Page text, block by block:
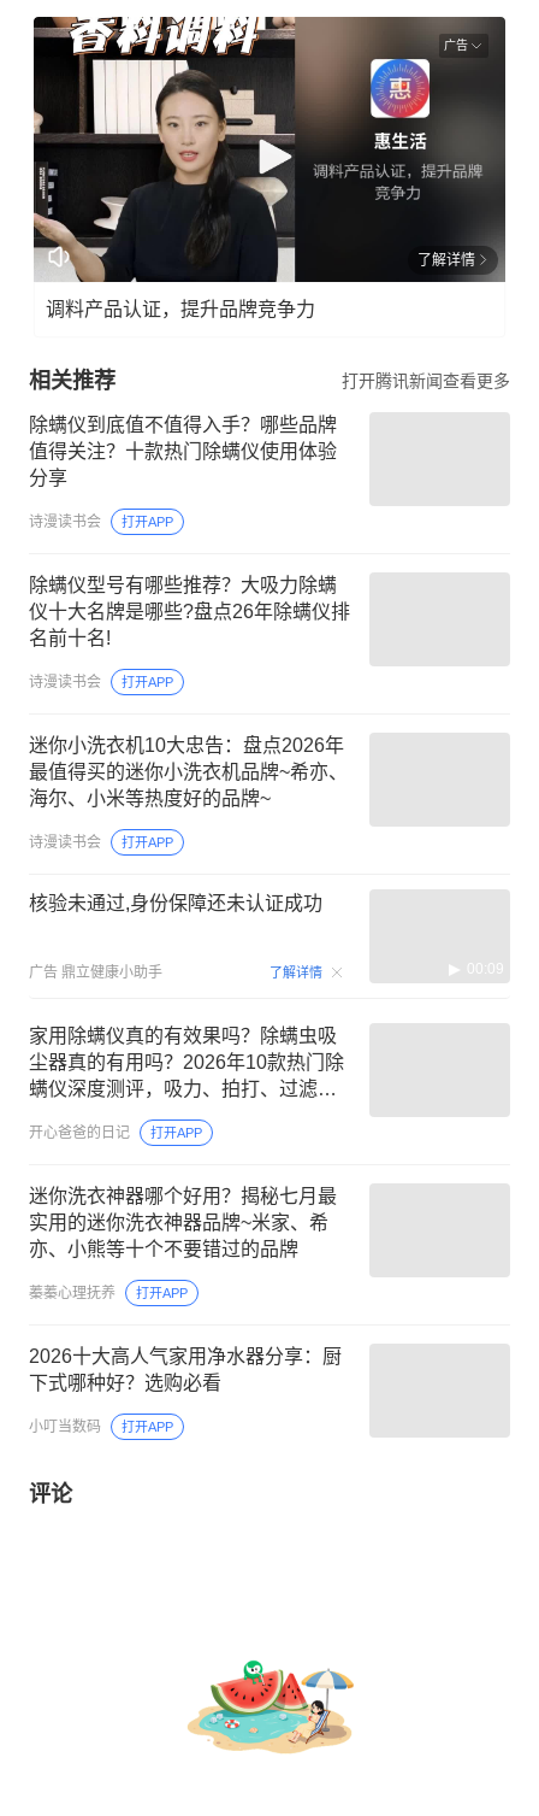
广告
了解详情
调料产品认证，提升品牌竞争力
相关推荐 打开腾讯新闻查看更多
除螨仪到底值不值得入手？哪些品牌
值得关注？十款热门除螨仪使用体验
分享
诗漫读书会 打开APP
除螨仪型号有哪些推荐？大吸力除螨
仪十大名牌是哪些?盘点26年除螨仪排
名前十名!
诗漫读书会 打开APP
迷你小洗衣机10大忠告：盘点2026年
最值得买的迷你小洗衣机品牌~希亦、
海尔、小米等热度好的品牌~
诗漫读书会 打开APP
核验未通过,身份保障还未认证成功
广告 鼎立健康小助手 了解详情 00:09
家用除螨仪真的有效果吗？除螨虫吸
尘器真的有用吗？2026年10款热门除
螨仪深度测评，吸力、拍打、过滤能
开心爸爸的日记 打开APP
迷你洗衣神器哪个好用？揭秘七月最
实用的迷你洗衣神器品牌~米家、希
亦、小熊等十个不要错过的品牌
蓁蓁心理抚养 打开APP
2026十大高人气家用净水器分享：厨
下式哪种好？选购必看
小叮当数码 打开APP
评论